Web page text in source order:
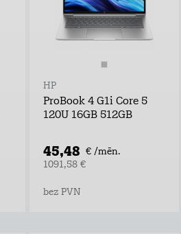
HP
ProBook 4 G1i Core 5
120U 16GB 512GB
45,48 € /mēn.
1091,58 €
bez PVN